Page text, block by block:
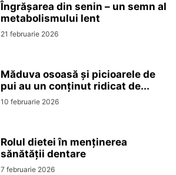
Îngrășarea din senin – un semn al
metabolismului lent
21 februarie 2026
Măduva osoasă și picioarele de
pui au un conținut ridicat de...
10 februarie 2026
Rolul dietei în menținerea
sănătății dentare
7 februarie 2026